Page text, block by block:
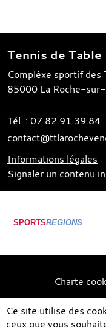
Tennis de Table
Complèxe sportif
85000 La Roche-
Tél. : 07.82.91.39.84
Informations légales
Signaler un contenu
SPORTSREGIONS
Charte
Ce site utilise des
ceux que vous